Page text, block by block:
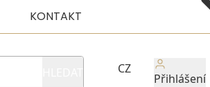
KONTAKT
CZ
Přihlášení